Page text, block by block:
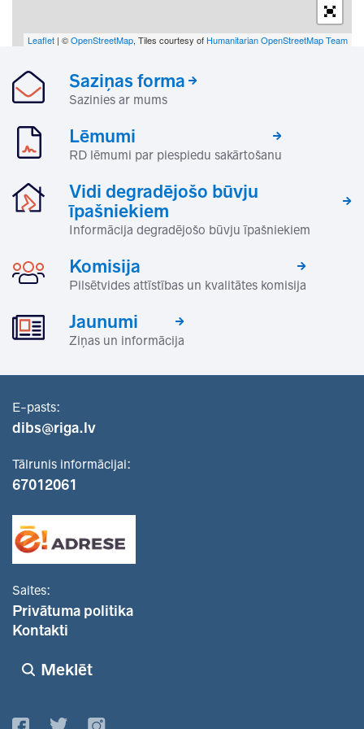
Leaflet | ©OpenStreetMap, Tiles courtesy of Humanitarian OpenStreetMap Team
Saziņas forma
Sazinies ar mums
Lēmumi
RD lēmumi par piespiedu sakārtošanu
Vidi degradējošo būvju
īpašniekiem
Informācija degradējošo būvju īpašniekiem
Komisija
Pilsētvides attīstības un kvalitātes komisija
Jaunumi
Ziņas un informācija
E-pasts:
dibs@riga.lv
Tālrunis informācijai:
67012061
Saites:
Privātuma politika
Kontakti
Meklēt